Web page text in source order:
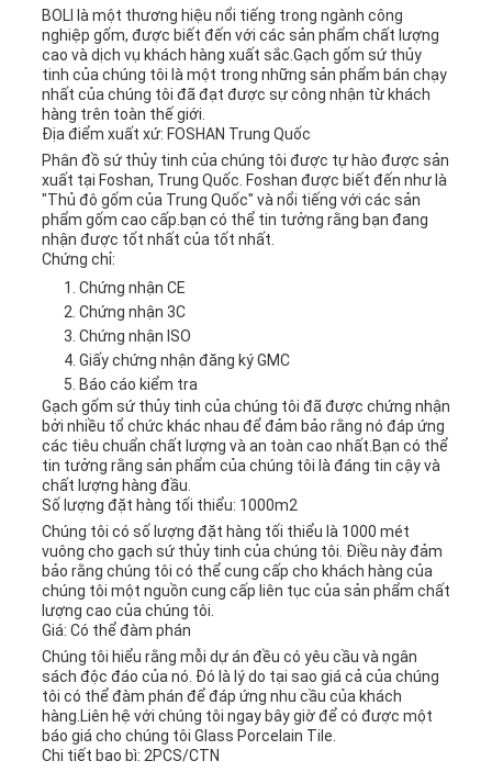
BOLI là một thương hiệu nổi tiếng trong ngành công
nghiệp gốm, được biết đến với các sản phẩm chất lượng
cao và dịch vụ khách hàng xuất sắc.Gạch gốm sứ thủy
tinh của chúng tôi là một trong những sản phẩm bán chạy
nhất của chúng tôi đã đạt được sự công nhận từ khách
hàng trên toàn thế giới.
Địa điểm xuất xứ: FOSHAN Trung Quốc
Phân đồ sứ thủy tinh của chúng tôi được tự hào được sản
xuất tại Foshan, Trung Quốc. Foshan được biết đến như là
"Thủ đô gốm của Trung Quốc" và nổi tiếng với các sản
phẩm gốm cao cấp.bạn có thể tin tưởng rằng bạn đang
nhận được tốt nhất của tốt nhất.
Chứng chỉ:
Chứng nhận CE
Chứng nhận 3C
Chứng nhận ISO
Giấy chứng nhận đăng ký GMC
Báo cáo kiểm tra
Gạch gốm sứ thủy tinh của chúng tôi đã được chứng nhận
bởi nhiều tổ chức khác nhau để đảm bảo rằng nó đáp ứng
các tiêu chuẩn chất lượng và an toàn cao nhất.Bạn có thể
tin tưởng rằng sản phẩm của chúng tôi là đáng tin cậy và
chất lượng hàng đầu.
Số lượng đặt hàng tối thiểu: 1000m2
Chúng tôi có số lượng đặt hàng tối thiểu là 1000 mét
vuông cho gạch sứ thủy tinh của chúng tôi. Điều này đảm
bảo rằng chúng tôi có thể cung cấp cho khách hàng của
chúng tôi một nguồn cung cấp liên tục của sản phẩm chất
lượng cao của chúng tôi.
Giá: Có thể đàm phán
Chúng tôi hiểu rằng mỗi dự án đều có yêu cầu và ngân
sách độc đáo của nó. Đó là lý do tại sao giá cả của chúng
tôi có thể đàm phán để đáp ứng nhu cầu của khách
hàng.Liên hệ với chúng tôi ngay bây giờ để có được một
báo giá cho chúng tôi Glass Porcelain Tile.
Chi tiết bao bì: 2PCS/CTN